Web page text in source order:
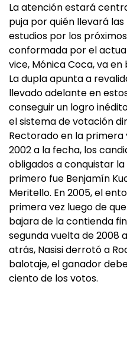
La atención estará
puja por quién llevará
estudios por los
conformada por el
vice, Mónica Coca, va
La dupla apunta a
llevado adelante en
conseguir un logro
el sistema de votación
Rectorado en la primera
2002 a la fecha, los
obligados a conquistar
primero fue Benjamín
Meritello. En 2005, el
primera vez luego de
bajara de la contienda
segunda vuelta de 2008
atrás, Nasisi derrotó a
balotaje, el ganador
ciento de los votos.